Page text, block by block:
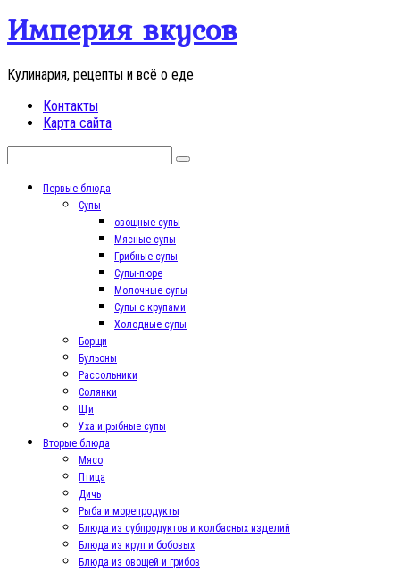
Перейти
контенту
Империя вкусов
Кулинария, рецепты и всё о еде
Контакты
Карта сайта
Первые блюда
Супы
овощные супы
Мясные супы
Грибные супы
Супы-пюре
Молочные супы
Супы с крупами
Холодные супы
Борщи
Бульоны
Рассольники
Солянки
Щи
Уха и рыбные супы
Вторые блюда
Мясо
Птица
Дичь
Рыба и морепродукты
Блюда из субпродуктов и колбасных изделий
Блюда из круп и бобовых
Блюда из овощей и грибов